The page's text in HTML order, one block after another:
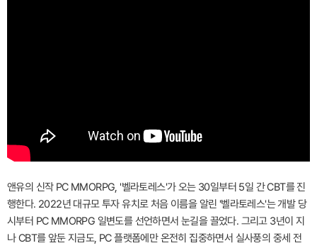
앤유의 신작 PC MMORPG, '벨라토레스'가 오는 30일부터 5일 간 CBT를 진
행한다. 2022년 대규모 투자 유치로 처음 이름을 알린 '벨라토레스'는 개발 당
시부터 PC MMORPG 일변도를 선언하면서 눈길을 끌었다. 그리고 3년이 지
나 CBT를 앞둔 지금도, PC 플랫폼에만 온전히 집중하면서 실사풍의 중세 전